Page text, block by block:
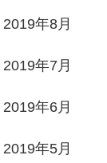
2019年8月
2019年7月
2019年6月
2019年5月